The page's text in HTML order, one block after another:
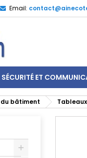
Email:
SÉCURITÉ ET
bâtiment